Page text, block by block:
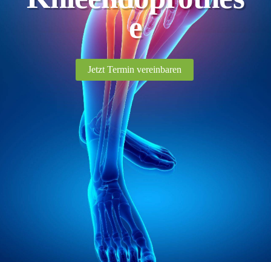
e
Jetzt Termin vereinbaren